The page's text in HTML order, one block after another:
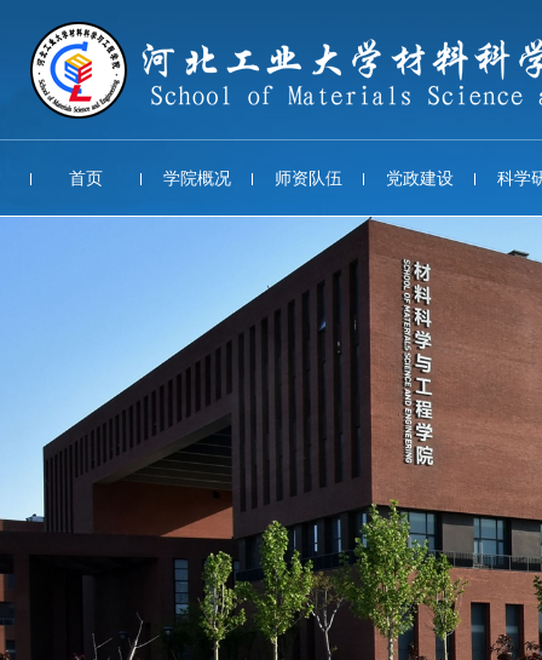
首页 学院概况 师资队伍 党政建设 科学